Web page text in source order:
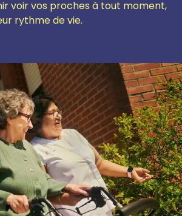
voir vos proches à tout moment,
rythme de vie.